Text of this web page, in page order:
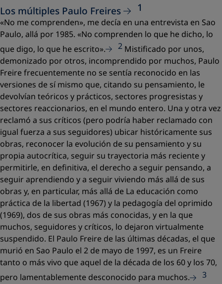
Los múltiples Paulo Freires 1
«No me comprenden», me decía en una entrevista en Sao
Paulo, allá por 1985. «No comprenden lo que he dicho, lo
que digo, lo que he escrito». 2Mistificado por unos,
demonizado por otros, incomprendido por muchos, Paulo
Freire frecuentemente no se sentía reconocido en las
versiones de sí mismo que, citando su pensamiento, le
devolvían teóricos y prácticos, sectores progresistas y
sectores reaccionarios, en el mundo entero. Una y otra vez
reclamó a sus críticos (pero podría haber reclamado con
igual fuerza a sus seguidores) ubicar históricamente sus
obras, reconocer la evolución de su pensamiento y su
propia autocrítica, seguir su trayectoria más reciente y
permitirle, en definitiva, el derecho a seguir pensando, a
seguir aprendiendo y a seguir viviendo más allá de sus
obras y, en particular, más allá de La educación como
práctica de la libertad (1967) y la pedagogía del oprimido
(1969), dos de sus obras más conocidas, y en la que
muchos, seguidores y críticos, lo dejaron virtualmente
suspendido. El Paulo Freire de las últimas décadas, el que
murió en Sao Paulo el 2 de mayo de 1997, es un Freire
tanto o más vivo que aquel de la década de los 60 y los 70,
pero lamentablemente desconocido para muchos.
3